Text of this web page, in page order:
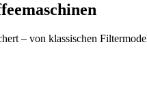
– von klassischen